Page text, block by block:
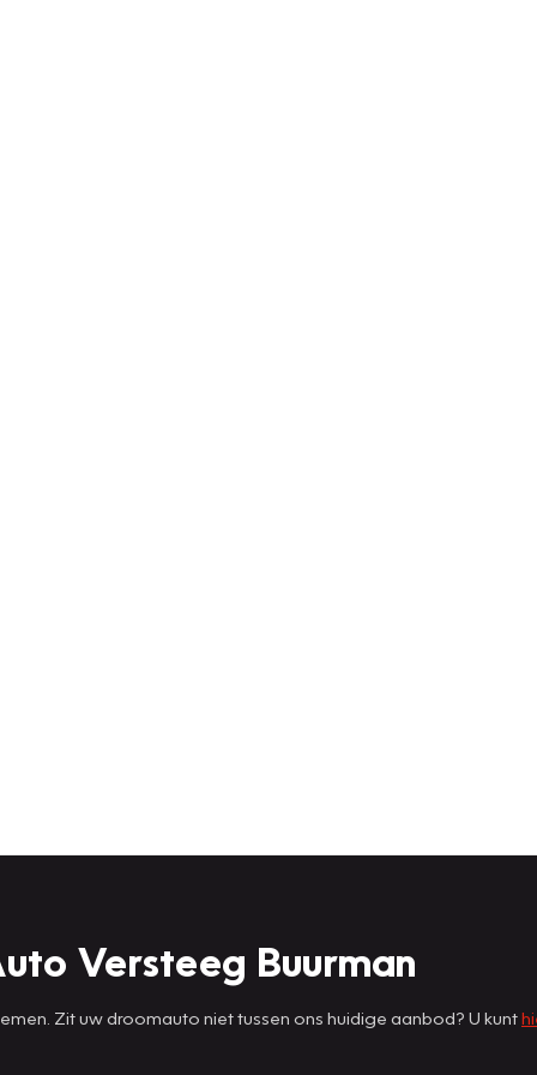
Versteeg Buurman
Zit uw droomauto niet tussen ons huidige aanbod? U kunt